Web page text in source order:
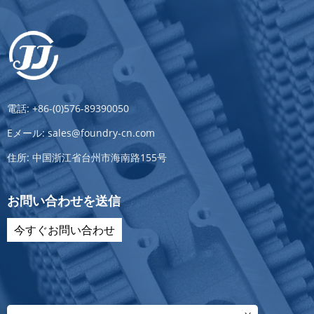
電話: +86-(0)576-89390050
Eメール: sales@foundry-cn.com
住所: 中国浙江省台州市海南路155号
お問い合わせを送信
今すぐお問い合わせ